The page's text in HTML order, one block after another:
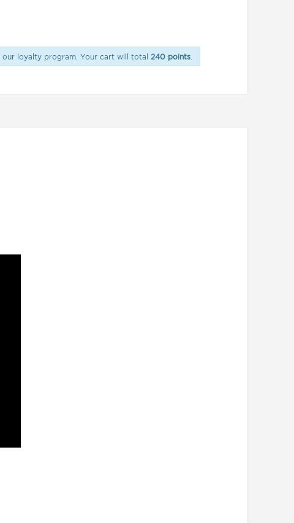
loyalty program. Your cart will total 240 points.